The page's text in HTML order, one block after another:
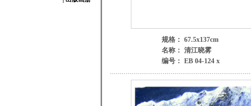
规格： 67.5x137cm
名称： 清江晓雾
编号： EB 04-124 x